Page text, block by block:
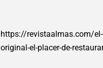
https://revistaalmas.com/
original-el-placer-de-